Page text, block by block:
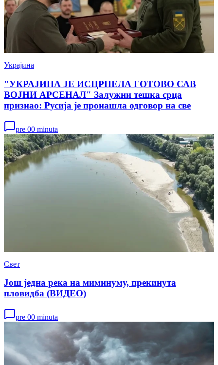
Украјина
"УКРАЈИНА ЈЕ ИСЦРПЕЛА ГОТОВО САВ
ВОЈНИ АРСЕНАЛ" Залужни тешка срца
признао: Русија је пронашла одговор на све
pre 00 minuta
Свет
Још једна река на миминуму, прекинута
пловидба (ВИДЕО)
pre 00 minuta